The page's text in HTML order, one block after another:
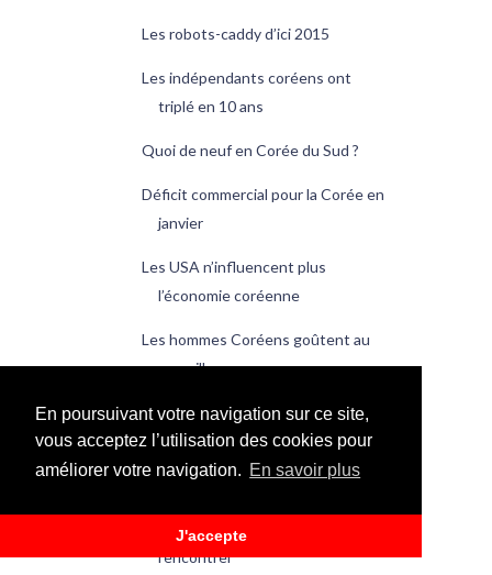
En poursuivant votre navigation sur ce site,
vous acceptez l’utilisation des cookies pour
améliorer votre navigation. En savoir plus
J'accepte
Les robots-caddy d’ici 2015
Les indépendants coréens ont
triplé en 10 ans
Quoi de neuf en Corée du Sud ?
Déficit commercial pour la Corée en
janvier
Les USA n’influencent plus
l’économie coréenne
Les hommes Coréens goûtent au
maquillage
IROBI, le robot coréen pour les
enfants
Quoi de neuf en Corée du Sud ?
Les leaders coréens pourraient se
rencontrer